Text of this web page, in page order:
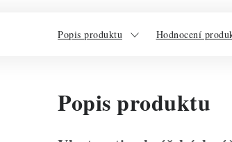
Popis produktu Hodnocení
Popis produktu